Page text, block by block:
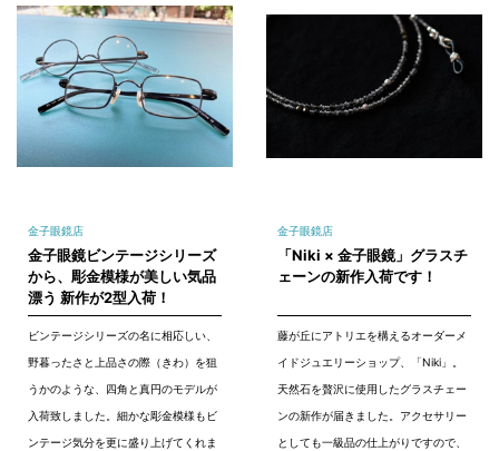
金子眼鏡店
金子眼鏡ビンテージシリーズ
から、彫金模様が美しい気品
漂う 新作が2型入荷！
ビンテージシリーズの名に相応しい、
野暮ったさと上品さの際（きわ）を狙
うかのような、四角と真円のモデルが
入荷致しました。細かな彫金模様もビ
ンテージ気分を更に盛り上げてくれま
金子眼鏡店
「Niki × 金子眼鏡」グラスチ
ェーンの新作入荷です！
藤が丘にアトリエを構えるオーダーメ
イドジュエリーショップ、「Niki」。
天然石を贅沢に使用したグラスチェー
ンの新作が届きました。アクセサリー
としても一級品の仕上がりですので、